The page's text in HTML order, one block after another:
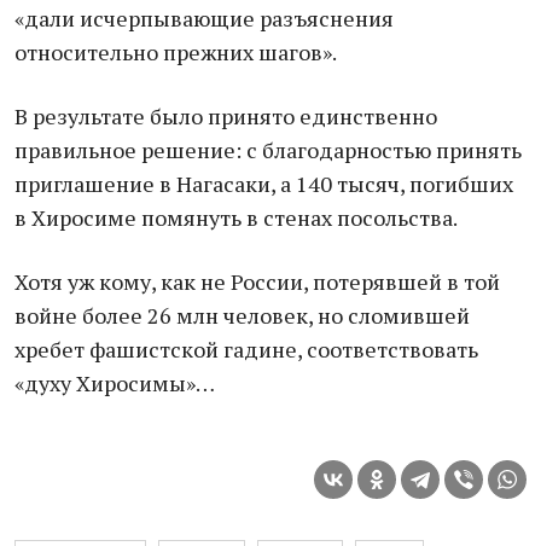
«дали исчерпывающие разъяснения
относительно прежних шагов».
В результате было принято единственно
правильное решение: с благодарностью принять
приглашение в Нагасаки, а 140 тысяч, погибших
в Хиросиме помянуть в стенах посольства.
Хотя уж кому, как не России, потерявшей в той
войне более 26 млн человек, но сломившей
хребет фашистской гадине, соответствовать
«духу Хиросимы»…